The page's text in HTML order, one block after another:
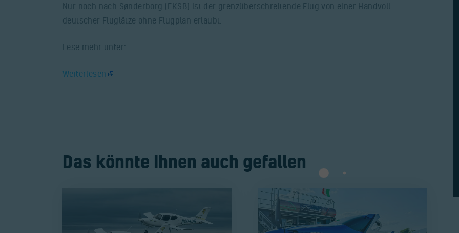
Nur noch nach Sønderborg (EKSB) ist der grenzüberschreitende Flug von einer Handvoll
deutscher Fluglätze ohne Flugplan erlaubt.
Lese mehr unter:
Weiterlesen
Das könnte Ihnen auch gefallen